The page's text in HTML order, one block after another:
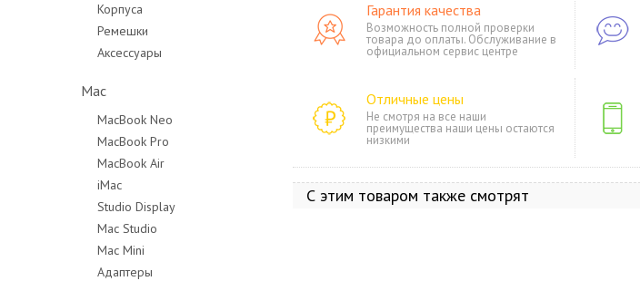
Корпуса
Ремешки
Аксессуары
Mac
MacBook Neo
MacBook Pro
MacBook Pro 14"
MacBook Pro 16"
MacBook Air
iMac
Studio Display
Mac Studio
Mac Mini
Адаптеры
Гарантия качества
Возможность полной проверки
товара до оплаты. Обслуживание в
официальном сервис центре
Отличные цены
Не смотря на все наши
преимущества наши цены остаются
низкими
С этим товаром также смотрят